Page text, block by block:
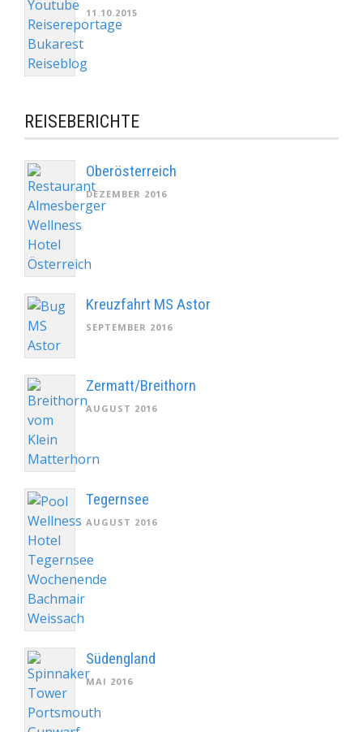
11.10.2015
REISEBERICHTE
Oberösterreich
DEZEMBER 2016
Kreuzfahrt MS Astor
SEPTEMBER 2016
Zermatt/Breithorn
AUGUST 2016
Tegernsee
AUGUST 2016
Südengland
MAI 2016